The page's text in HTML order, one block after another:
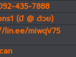
435-7888
(มี @ ด้วย)
lin.ee/miwqV75